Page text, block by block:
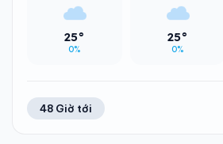
25°
0%
25°
0%
48 Giờ tới